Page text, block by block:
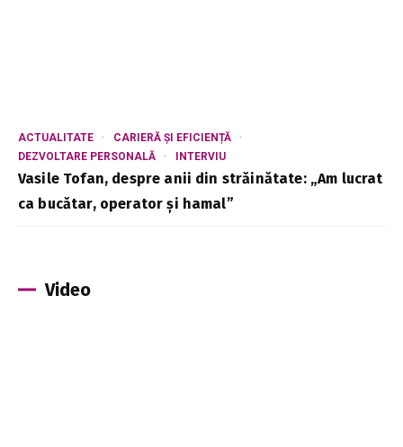
ACTUALITATE
CARIERĂ ȘI EFICIENȚĂ
DEZVOLTARE PERSONALĂ
INTERVIU
Vasile Tofan, despre anii din străinătate: „Am lucrat
ca bucătar, operator și hamal”
Video